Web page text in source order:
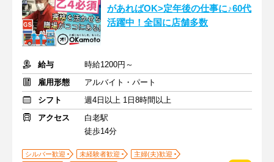
があればOK>定年後の仕事に♪60代
活躍中！全国に店舗多数
給与
時給1200円～
雇用形態
アルバイト・パート
シフト
週4日以上 1日8時間以上
アクセス
白老駅
徒歩14分
シルバー歓迎 未経験者歓迎
主婦(夫)歓迎